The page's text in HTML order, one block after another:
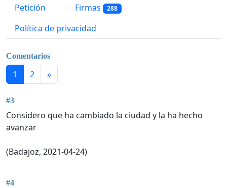
Petición Firmas 288
Política de privacidad
Comentarios
1 2 »
#3
Considero que ha cambiado la ciudad y la ha hecho
avanzar
(Badajoz, 2021-04-24)
#4